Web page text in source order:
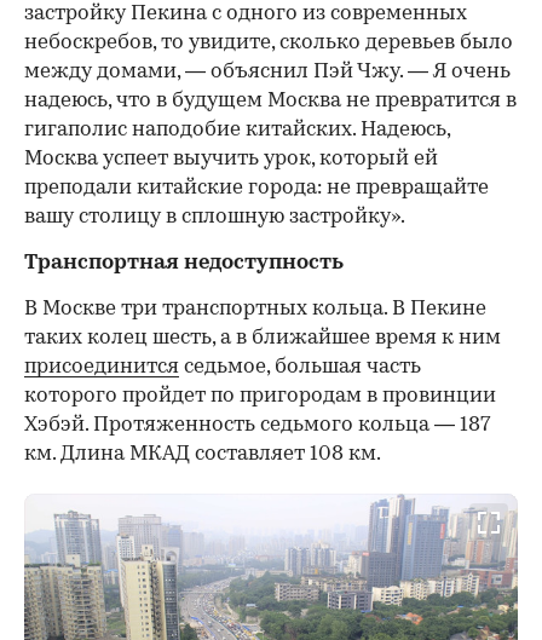
застройку Пекина с одного из современных
небоскребов, то увидите, сколько деревьев было
между домами, — объяснил Пэй Чжу. — Я очень
надеюсь, что в будущем Москва не превратится в
гигаполис наподобие китайских. Надеюсь,
Москва успеет выучить урок, который ей
преподали китайские города: не превращайте
вашу столицу в сплошную застройку».
Транспортная недоступность
В Москве три транспортных кольца. В Пекине
таких колец шесть, а в ближайшее время к ним
присоединится седьмое, большая часть
которого пройдет по пригородам в провинции
Хэбэй. Протяженность седьмого кольца — 187
км. Длина МКАД составляет 108 км.